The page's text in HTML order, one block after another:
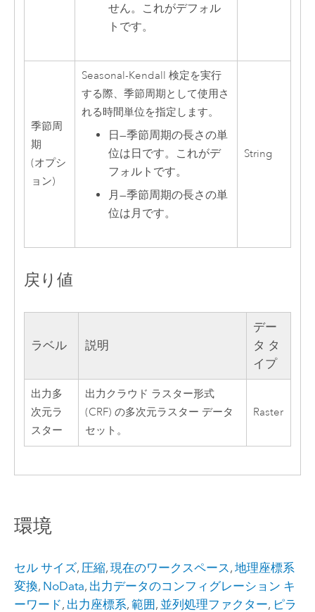
せん。これがデフォル
トです。
季節周
期
(オプシ
ョン)
Seasonal-Kendall 検定を実行
する際、季節周期として使用さ
れる時間単位を指定します。
日—季節周期の長さの単
位は日です。これがデ
フォルトです。
月—季節周期の長さの単
位は月です。
String
戻り値
ラベル 説明
デー
タ タ
イプ
出力多
次元ラ
スター
出力クラウド ラスター形式
(CRF) の多次元ラスター データ
セット。
Raster
環境
セル サイズ, 圧縮, 現在のワークスペース , 地理座標系
変換, NoData, 出力データのコンフィグレーション キ
ーワード, 出力座標系, 範囲, 並列処理ファクター, ピラ